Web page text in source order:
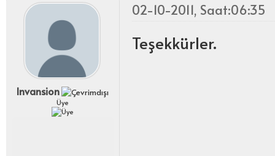
lnvansion
Üye
02-10-2011, Saat:06:35
Teşekkürler.